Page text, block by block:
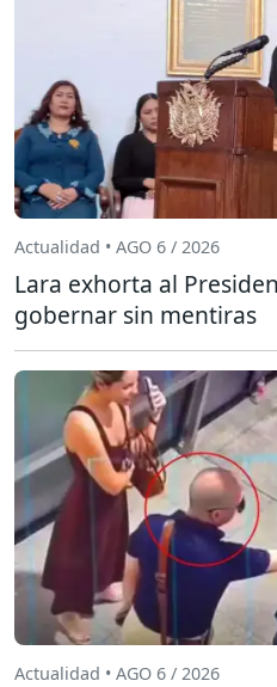
Actualidad • AGO 6 / 2026
Lara exhorta al
gobernar sin mentiras
Actualidad • AGO 6 / 2026